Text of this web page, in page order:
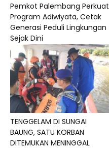
Pemkot Palembang Perkuat
Program Adiwiyata, Cetak
Generasi Peduli Lingkungan
Sejak Dini
TENGGELAM DI SUNGAI
BAUNG, SATU KORBAN
DITEMUKAN MENINGGAL